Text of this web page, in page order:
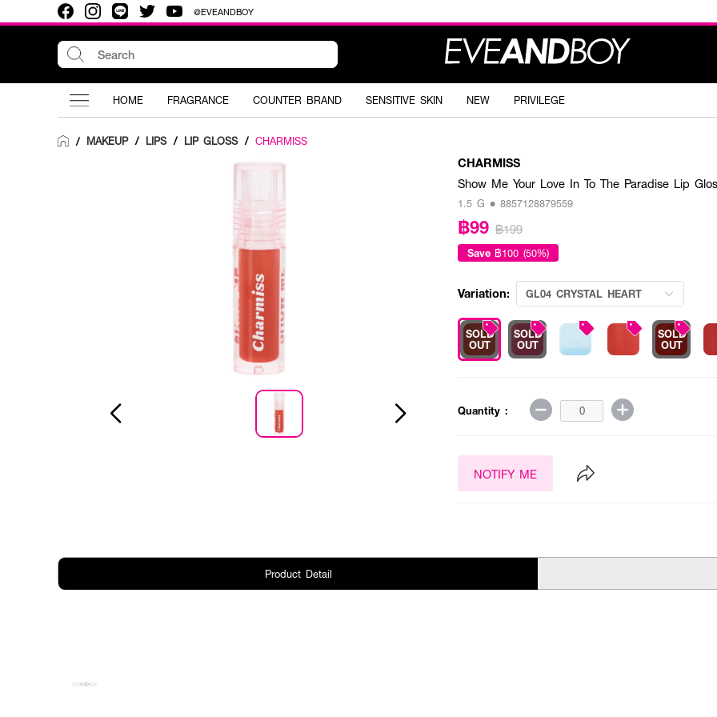
@EVEANDBOY
HOME FRAGRANCE COUNTER BRAND SENSITIVE SKIN NEW PRIVILEGE
/ MAKEUP / LIPS / LIP GLOSS / CHARMISS
CHARMISS
Show Me Your Love In To The Paradise Lip
1.5 G • 8857128879559
฿99 ฿199
Save ฿100 (50%)
Variation: GL04 CRYSTAL HEART
SOLD
OUT
SOLD
OUT
SOLD
OUT
Quantity :
NOTIFY ME
Product Detail